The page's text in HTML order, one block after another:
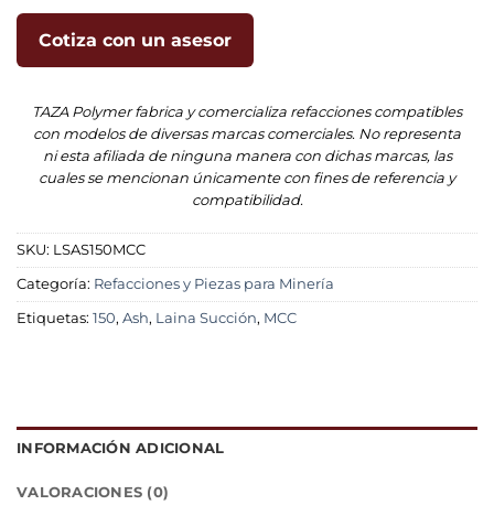
Cotiza con un asesor
TAZA Polymer fabrica y comercializa refacciones compatibles
con modelos de diversas marcas comerciales. No representa
ni esta afiliada de ninguna manera con dichas marcas, las
cuales se mencionan únicamente con fines de referencia y
compatibilidad.
SKU: LSAS150MCC
Categoría: Refacciones y Piezas para Minería
Etiquetas: 150, Ash, Laina Succión, MCC
INFORMACIÓN ADICIONAL
VALORACIONES (0)